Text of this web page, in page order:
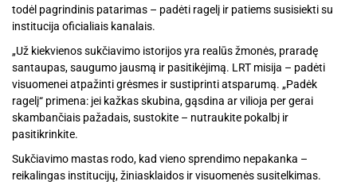
todėl pagrindinis patarimas – padėti ragelį ir patiems susisiekti su
institucija oficialiais kanalais.
„Už kiekvienos sukčiavimo istorijos yra realūs žmonės, praradę
santaupas, saugumo jausmą ir pasitikėjimą. LRT misija – padėti
visuomenei atpažinti grėsmes ir sustiprinti atsparumą. „Padėk
ragelį“ primena: jei kažkas skubina, gąsdina ar vilioja per gerai
skambančiais pažadais, sustokite – nutraukite pokalbį ir
pasitikrinkite.
Sukčiavimo mastas rodo, kad vieno sprendimo nepakanka –
reikalingas institucijų, žiniasklaidos ir visuomenės susitelkimas.